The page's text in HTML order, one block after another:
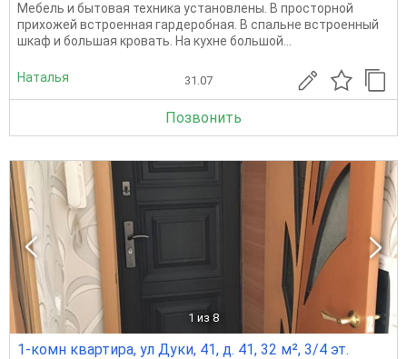
Мебель и бытовая техника установлены. В просторной
прихожей встроенная гардеробная. В спальне встроенный
шкаф и большая кровать. На кухне большой...
Наталья 31.07
Позвонить
1 из 8
1-комн квартира, ул Дуки, 41, д. 41, 32 м², 3/4 эт.